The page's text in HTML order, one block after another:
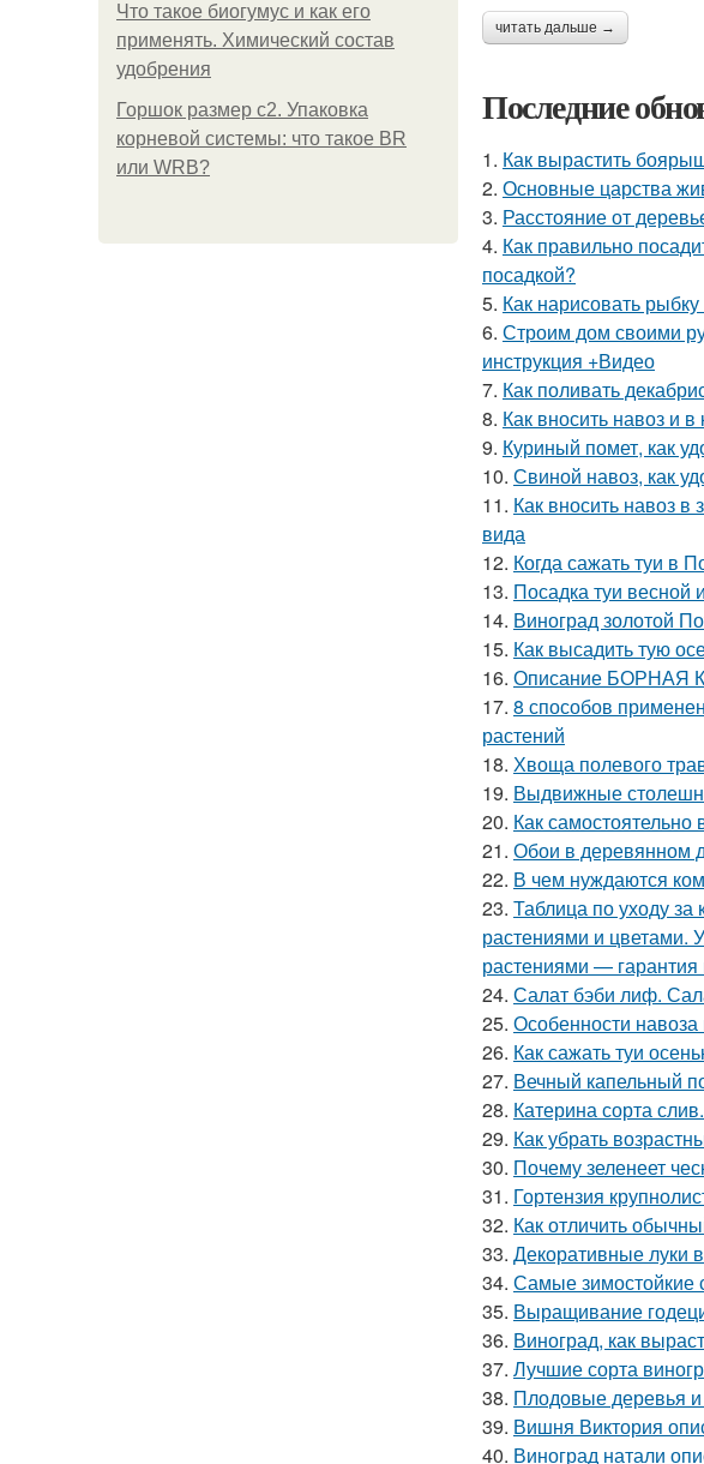
Что такое биогумус и как его
применять. Химический состав
удобрения
Горшок размер с2. Упаковка
корневой системы: что такое BR
или WRB?
читать дальше →
Последние
1. Как вырастить
2. Основные царства
3. Расстояние от
4. Как правильно
посадкой?
5. Как нарисовать
6. Строим дом своими
инструкция +Видео
7. Как поливать
8. Как вносить навоз и
9. Куриный помет, как
10. Свиной навоз, как
11. Как вносить навоз в
вида
12. Когда сажать туи в
13. Посадка туи весной
14. Виноград золотой
15. Как высадить тую
16. Описание БОРНАЯ
17. 8 способов
растений
18. Хвоща полевого
19. Выдвижные
20. Как
21. Обои в деревянном
22. В чем нуждаются
23. Таблица по уходу
растениями и цветами.
растениями — гарантия
24. Салат бэби лиф.
25. Особенности навоза
26. Как сажать туи
27. Вечный капельный
28. Катерина сорта
29. Как убрать
30. Почему зеленеет
31. Гортензия
32. Как отличить
33. Декоративные луки
34. Самые
35. Выращивание
36. Виноград, как
37. Лучшие сорта
38. Плодовые деревья и
39. Вишня Виктория
40. Виноград натали